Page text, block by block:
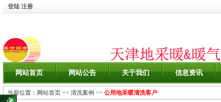
登陆 注册
网站首页 网站公告 关于我们 信息资讯
当前位置： 网站首页 >> 清洗案例 >> 公用地采暖清洗客户